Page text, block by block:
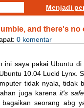
Menjadi
and there's no
0 komentar
ini saya pakai Ubuntu di
10.04 Lucid Lynx.
tidak nyala, tidak
juga karena it's
seorang abg